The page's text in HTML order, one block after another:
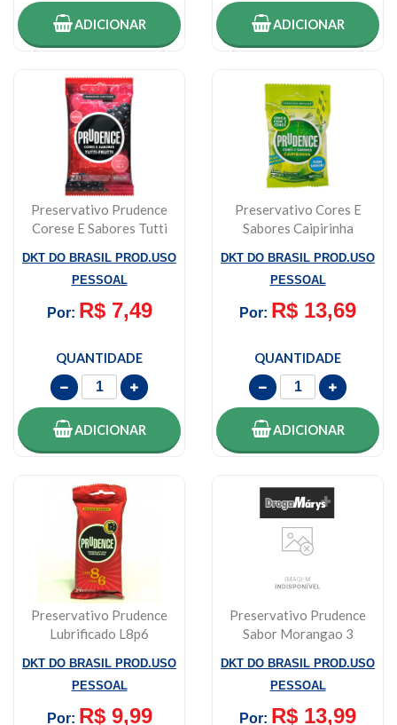
ADICIONAR ADICIONAR
Preservativo Prudence
Corese E Sabores Tutti
DKT DO BRASIL PROD.USO
PESSOAL
Por: R$ 7,49
QUANTIDADE
ADICIONAR
Preservativo Cores E
Sabores Caipirinha
DKT DO BRASIL PROD.USO
PESSOAL
Por: R$ 13,69
QUANTIDADE
ADICIONAR
Preservativo Prudence
Lubrificado L8p6
DKT DO BRASIL PROD.USO
PESSOAL
Por: R$ 9,99
Preservativo Prudence
Sabor Morangao 3
DKT DO BRASIL PROD.USO
PESSOAL
Por: R$ 13,99